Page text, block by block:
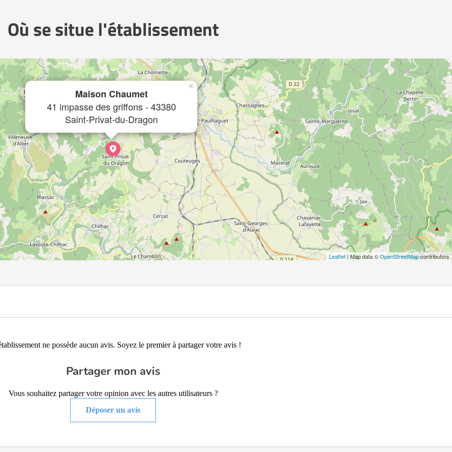
Où se situe l'établissement
Maison Chaumet
41 impasse des griffons - 43380
Saint-Privat-du-Dragon
×
Leaflet | Map data ©OpenStreetMapcontributors
ne possède aucun avis. Soyez le premier à partager votre avis !
Partager mon avis
Vous souhaitez partager votre opinion avec les autres utilisateurs ?
Déposer un avis